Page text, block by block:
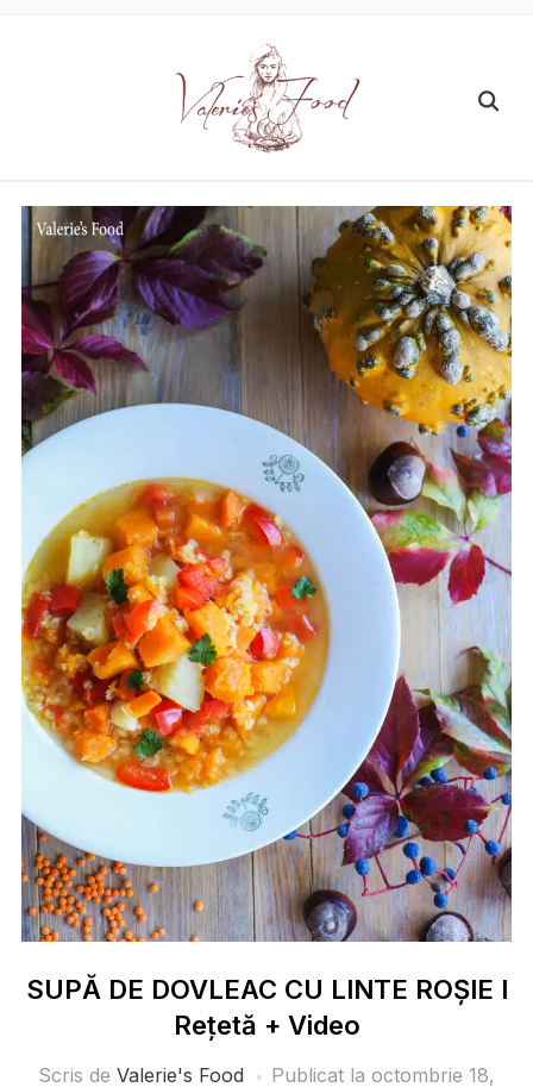
SUPĂ DE DOVLEAC CU LINTE ROȘIE I
Rețetă + Video
Scris de Valerie's Food Publicat la octombrie 18,